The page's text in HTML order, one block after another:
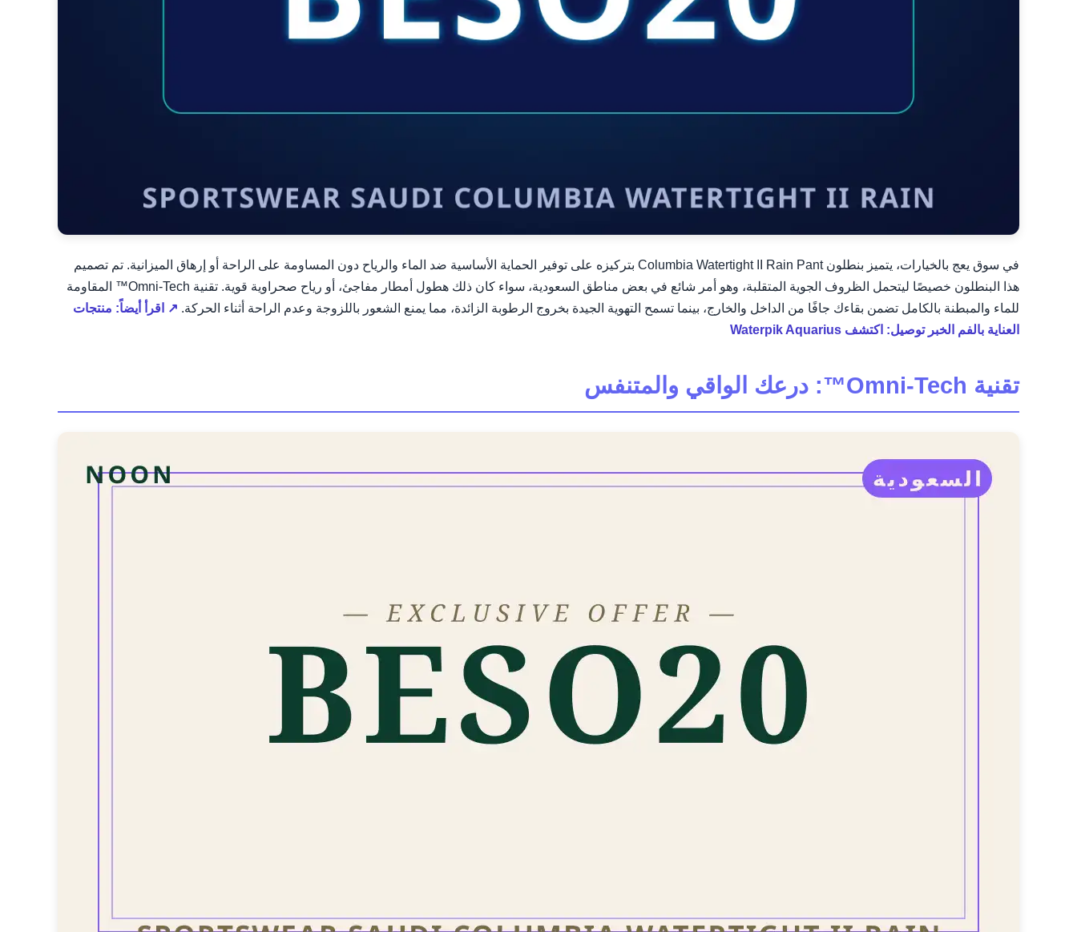
في سوق يعج بالخيارات، يتميز بنطلون Columbia Watertight II Rain Pant بتركيزه على توفير الحماية الأساسية ضد الماء والرياح دون المساومة على الراحة أو إرهاق الميزانية. تم تصميم
هذا البنطلون خصيصًا ليتحمل الظروف الجوية المتقلبة، وهو أمر شائع في بعض مناطق السعودية، سواء كان ذلك هطول أمطار مفاجئ، أو رياح صحراوية قوية. تقنية Omni-Tech™ المقاومة
للماء والمبطنة بالكامل تضمن بقاءك جافًا من الداخل والخارج، بينما تسمح التهوية الجيدة بخروج الرطوبة الزائدة، مما يمنع الشعور باللزوجة وعدم الراحة أثناء الحركة. ↗ اقرأ أيضاً: منتجات
العناية بالفم الخبر توصيل: اكتشف Waterpik Aquarius
تقنية Omni-Tech™: درعك الواقي والمتنفس